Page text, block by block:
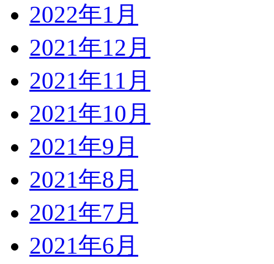
2022年1月
2021年12月
2021年11月
2021年10月
2021年9月
2021年8月
2021年7月
2021年6月